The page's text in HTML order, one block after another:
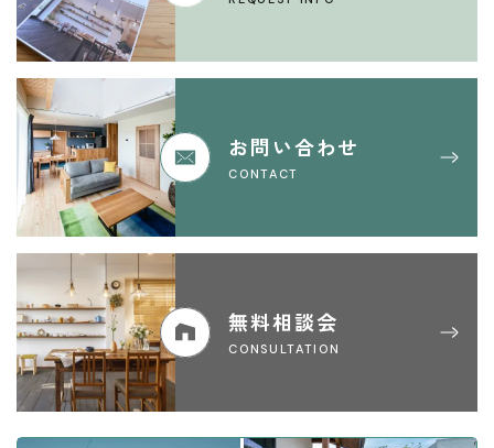
お問い合わせ
CONTACT
無料相談会
CONSULTATION